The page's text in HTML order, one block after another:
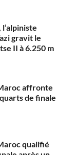
l’alpiniste
gravit le
II à 6.250 m
affronte
de finale
qualifié